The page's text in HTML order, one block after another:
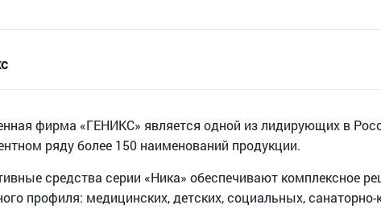
фирма «ГЕНИКС» является одной из лидирующих в
ряду более 150 наименований продукции.
средства серии «Ника» обеспечивают комплексное
профиля: медицинских, детских, социальных,